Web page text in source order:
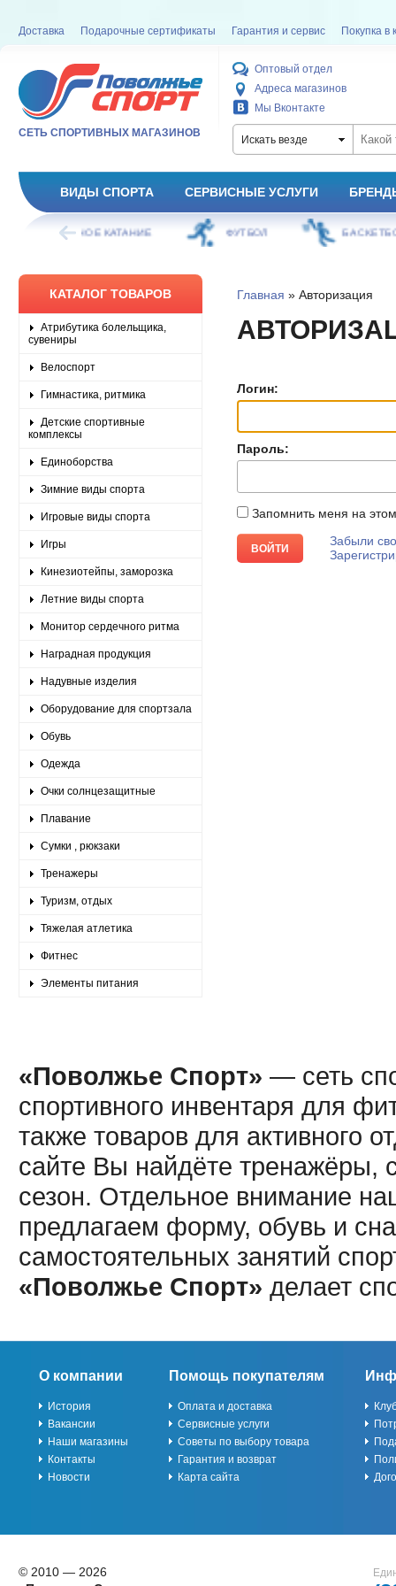
Доставка Подарочные сертификаты Гарантия и сервис Покупка в
СЕТЬ СПОРТИВНЫХ МАГАЗИНОВ
Оптовый отдел
Адреса магазинов
Мы Вконтакте
Искать везде
ВИДЫ СПОРТА СЕРВИСНЫЕ УСЛУГИ
КАТАНИЕ ФУТБОЛ БАСКЕТБОЛ
КАТАЛОГ ТОВАРОВ
Атрибутика болельщика,
сувениры
Велоспорт
Гимнастика, ритмика
Детские спортивные
комплексы
Единоборства
Зимние виды спорта
Игровые виды спорта
Игры
Кинезиотейпы, заморозка
Летние виды спорта
Монитор сердечного ритма
Наградная продукция
Надувные изделия
Оборудование для спортзала
Обувь
Одежда
Очки солнцезащитные
Плавание
Сумки , рюкзаки
Тренажеры
Туризм, отдых
Тяжелая атлетика
Фитнес
Элементы питания
Главная » Авторизация
Логин:
Пароль:
Запомнить меня на
Забыли
«Поволжье Спорт» — сеть
спортивного инвентаря для
также товаров для активного
сайте Вы найдёте тренажёры,
сезон. Отдельное внимание
предлагаем форму, обувь и
самостоятельных занятий
«Поволжье Спорт» делает
О компании
История
Вакансии
Наши магазины
Контакты
Новости
Помощь покупателям
Оплата и доставка
Сервисные услуги
Советы по выбору товара
Гарантия и возврат
Карта сайта
© 2010 — 2026